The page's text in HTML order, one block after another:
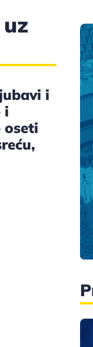
i
i
oseti